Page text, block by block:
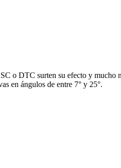
o DTC surten su efecto y mucho
en ángulos de entre 7° y 25°.